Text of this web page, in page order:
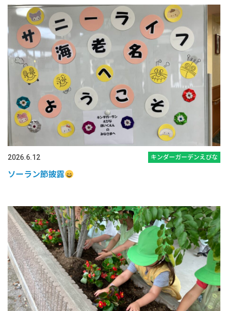
2026.6.12 キンダーガーデンえびな
ソーラン節披露